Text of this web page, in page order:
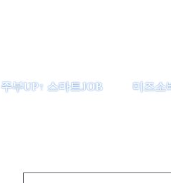
주부UP↑ 스마트JOB 미즈소